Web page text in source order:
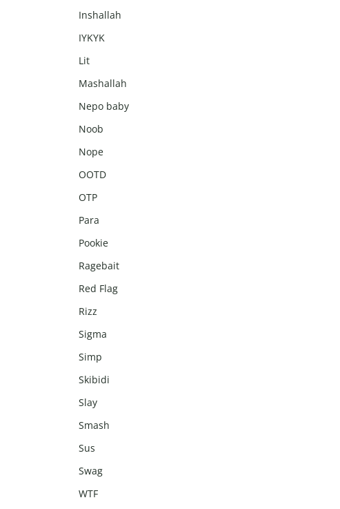
Inshallah
IYKYK
Lit
Mashallah
Nepo baby
Noob
Nope
OOTD
OTP
Para
Pookie
Ragebait
Red Flag
Rizz
Sigma
Simp
Skibidi
Slay
Smash
Sus
Swag
WTF